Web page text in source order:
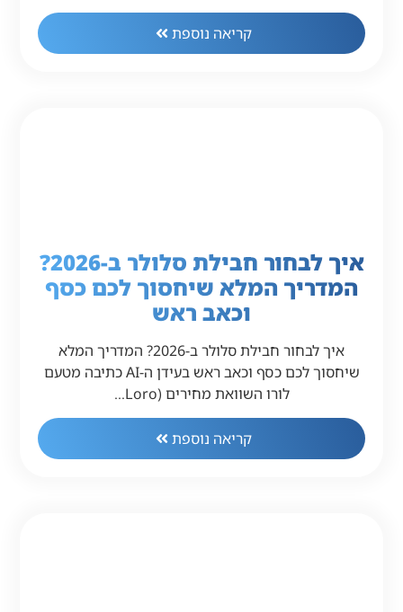
קריאה נוספת
איך לבחור חבילת סלולר ב-2026?
המדריך המלא שיחסוך לכם כסף
וכאב ראש
איך לבחור חבילת סלולר ב-2026? המדריך המלא
שיחסוך לכם כסף וכאב ראש בעידן ה-AI כתיבה מטעם
לורו השוואת מחירים (Loro…
קריאה נוספת